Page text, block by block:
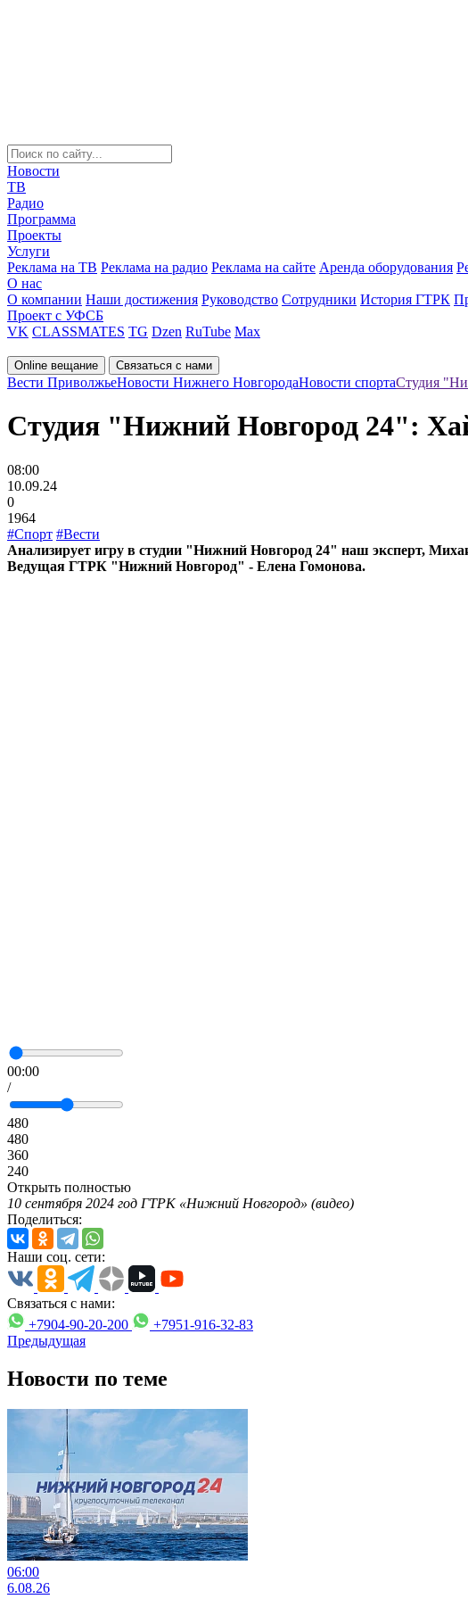
Новости
ТВ
Радио
Программа
Проекты
Услуги
Реклама на ТВ Реклама на радио Реклама на сайте Аренда оборудования
О нас
О компании Наши достижения Руководство Сотрудники История ГТРК
Проект с УФСБ
VK CLASSMATES TG Dzen RuTube Max
Online вещание Связаться с нами
Вести ПриволжьеНовости Нижнего НовгородаНовости спортаСтудия
Студия "Нижний Новгород 24":
08:00
10.09.24
0
1964
#Спорт #Вести
Анализирует игру в студии "Нижний Новгород 24" наш эксперт,
Ведущая ГТРК "Нижний Новгород" - Елена Гомонова.
00:00
/
480
480
360
240
Открыть полностью
10 сентября 2024 год ГТРК «Нижний Новгород» (видео)
Поделиться:
Наши соц. сети:
Связаться с нами:
+7904-90-20-200
+7951-916-32-83
Предыдущая
Новости по теме
06:00
6.08.26